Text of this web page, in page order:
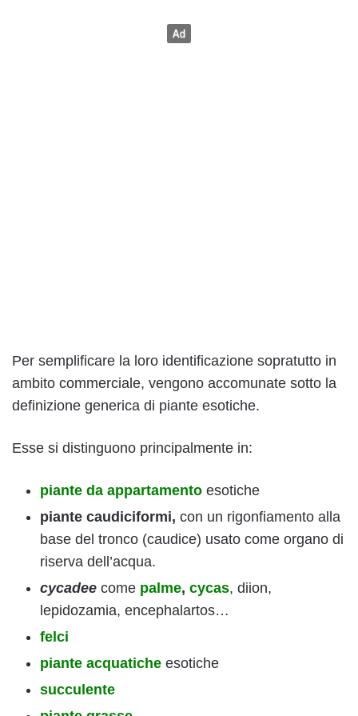
Per semplificare la loro identificazione sopratutto in
ambito commerciale, vengono accomunate sotto la
definizione generica di piante esotiche.
Esse si distinguono principalmente in:
piante da appartamento esotiche
piante caudiciformi, con un rigonfiamento alla
base del tronco (caudice) usato come organo di
riserva dell’acqua.
cycadee come palme, cycas, diion,
lepidozamia, encephalartos…
felci
piante acquatiche esotiche
succulente